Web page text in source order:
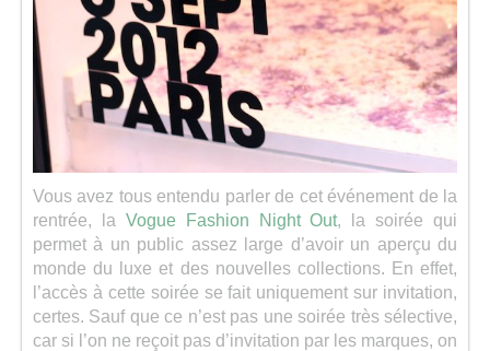
Vous avez tous entendu parler de cet événement de la
rentrée, la Vogue Fashion Night Out, la soirée qui
permet à un public assez large d’avoir un aperçu du
monde du luxe et des nouvelles collections. En effet,
l’accès à cette soirée se fait uniquement sur invitation,
certes. Sauf que ce n’est pas une soirée très sélective,
car si l’on ne reçoit pas d’invitation par les marques, on